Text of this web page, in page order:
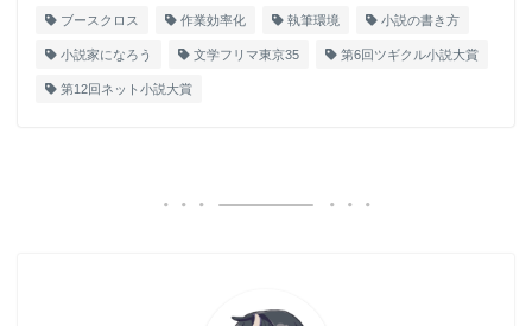
ブースクロス 作業効率化 執筆環境 小説の書き方
小説家になろう 文学フリマ東京35 第6回ツギクル小説大賞
第12回ネット小説大賞